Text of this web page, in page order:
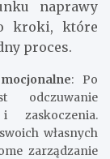
naprawy
kroki, które
proces.
: Po
odczuwanie
zaskoczenia.
własnych
zarządzanie